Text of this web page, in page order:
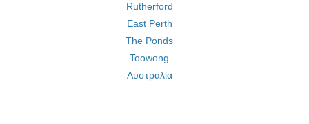
Rutherford
East Perth
The Ponds
Toowong
Αυστραλία